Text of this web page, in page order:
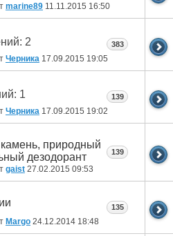
marine89 11.11.2015 16:50
Черника 17.09.2015 19:05
383
Черника 17.09.2015 19:02
139
природный
дезодорант
gaist 27.02.2015 09:53
139
Margo 24.12.2014 18:48
135